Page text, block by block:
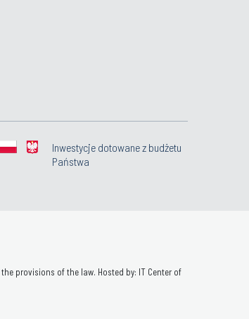
Inwestycje dotowane z budżetu
Państwa
provisions of the law. Hosted by: IT Center of